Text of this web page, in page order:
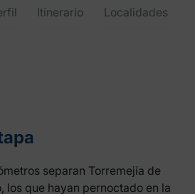
Itinerario Localidades
separan Torremejía de
los que hayan pernoctado en la